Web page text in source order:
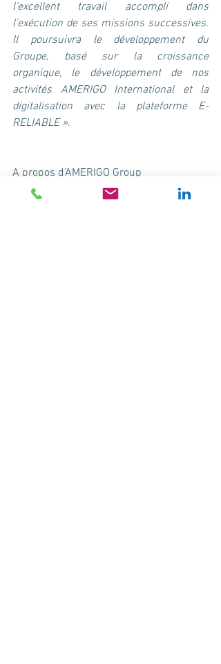
l’excellent travail accompli dans
l’exécution de ses missions successives.
Il poursuivra le développement du
Groupe, basé sur la croissance
organique, le développement de nos
activités AMERIGO International et la
digitalisation avec la plateforme E-
RELIABLE ».
A propos d’AMERIGO Group